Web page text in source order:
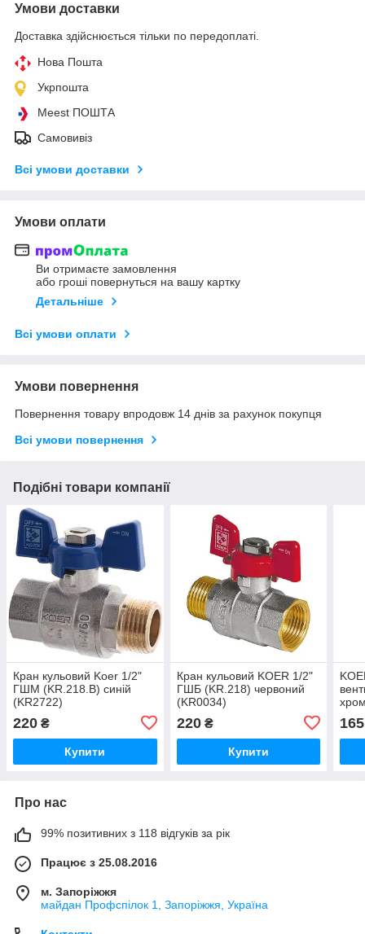
Умови доставки
Доставка здійснюється тільки по передоплаті.
Нова Пошта
Укрпошта
Meest ПОШТА
Самовивіз
Всі умови доставки
Умови оплати
Ви отримаєте замовлення
або гроші повернуться на вашу картку
Детальніше
Всі умови оплати
Умови повернення
Повернення товару впродовж 14 днів за рахунок покупця
Всі умови повернення
Подібні товари компанії
Кран кульовий Koer 1/2"
ГШМ (KR.218.B) синій
(KR2722)
220 ₴
Купити
Кран кульовий KOER 1/2"
ГШБ (KR.218) червоний
(KR0034)
220₴
Купити
165
Про нас
99% позитивних з 118 відгуків за рік
Працює з 25.08.2016
м. Запоріжжя
майдан Профспілок 1, Запоріжжя, Україна